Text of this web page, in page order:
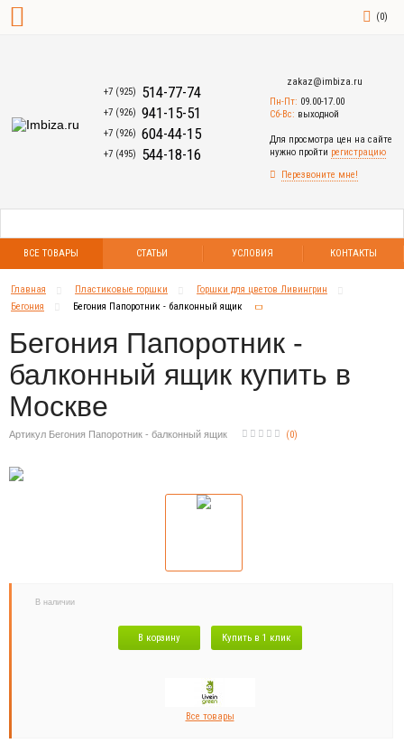
(0)
+7 (925) 514-77-74
+7 (926) 941-15-51
+7 (926) 604-44-15
+7 (495) 544-18-16
zakaz@imbiza.ru
Пн-Пт: 09.00-17.00
Сб-Вс: выходной
Для просмотра цен на сайте
нужно пройти регистрацию
Перезвоните мне!
ВСЕ ТОВАРЫ СТАТЬИ УСЛОВИЯ КОНТАКТЫ
Главная Пластиковые горшки
Горшки для цветов Ливингрин
Бегония
Бегония Папоротник - балконный ящик
Бегония Папоротник -
балконный ящик купить в
Москве
Артикул Бегония Папоротник - балконный ящик (0)
В наличии
В корзину Купить в 1 клик
Все товары